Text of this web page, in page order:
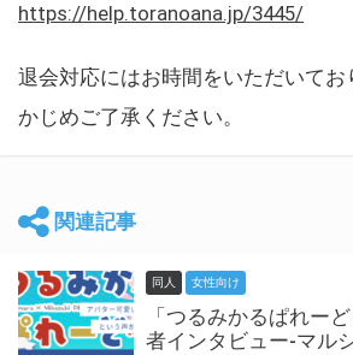
https://help.toranoana.jp/3445/
退会対応にはお時間をいただいてお
かじめご了承ください。
関連記事
同人 女性向け
「つるみかるぱれーど
者インタビュー-マル